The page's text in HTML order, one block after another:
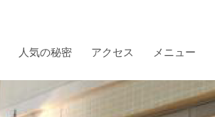
人気の秘密 アクセス メニュー